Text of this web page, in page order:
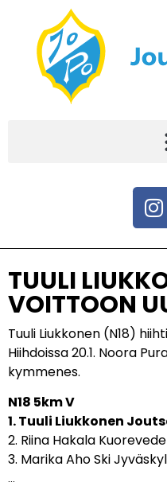
TUULI
VOITTOON
Tuuli Liukkonen (N18)
Hiihdoissa 20.1. Noora
kymmenes.
N18 5km V
1. Tuuli Liukkonen
2. Riina Hakala
3. Marika Aho Ski